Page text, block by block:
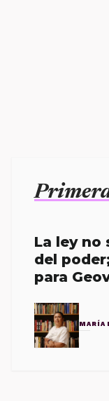
La ley no
del
para
MARÍA